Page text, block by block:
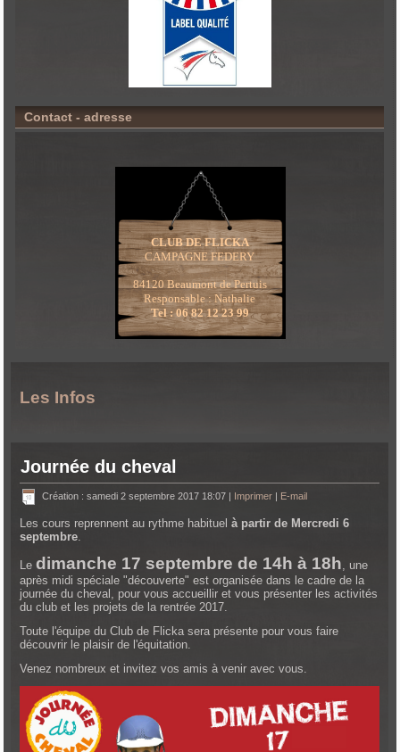
Contact - adresse
CLUB DE FLICKA
CAMPAGNE FEDERY
84120 Beaumont de Pertuis
Responsable : Nathalie
Tel : 06 82 12 23 99
Les Infos
Journée du cheval
Création : samedi 2 septembre 2017 18:07 | Imprimer | E-mail
Les cours reprennent au rythme habituelà partir de Mercredi 6
septembre
Ledimanche 17 septembre de 14h à 18h , une
après midi spéciale "découverte" est organisée dans le cadre de la
journée du cheval, pour vous accueillir et vous présenter les activités
du club et les projets de la rentrée 2017.
Toute l'équipe du Club de Flicka sera présente pour vous faire
découvrir le plaisir de l'équitation.
Venez nombreux et invitez vos amis à venir avec vous.